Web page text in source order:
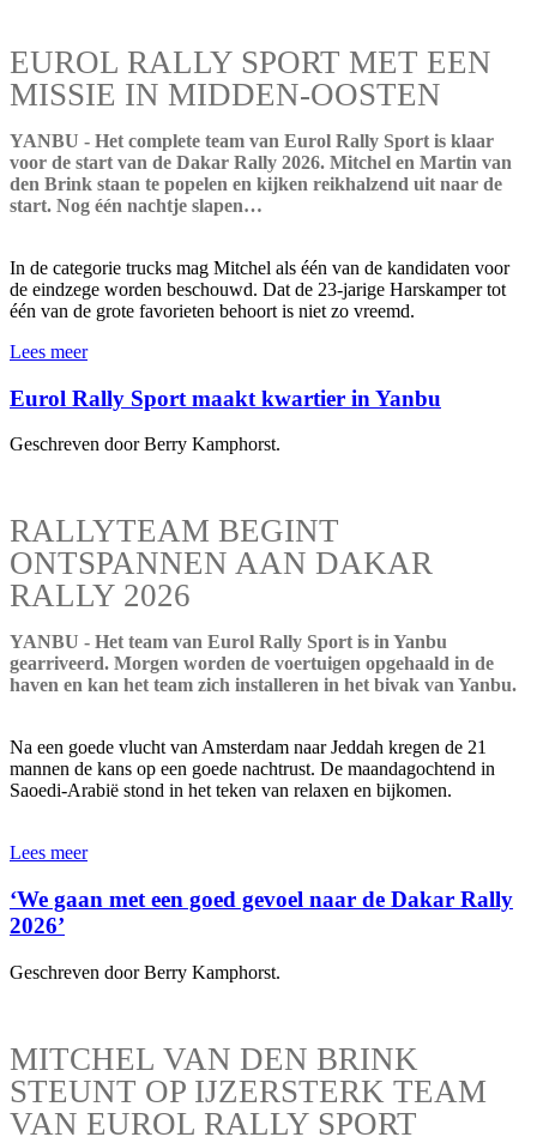
EUROL RALLY SPORT MET EEN
MISSIE IN MIDDEN-OOSTEN
YANBU - Het complete team van Eurol Rally Sport is klaar
voor de start van de Dakar Rally 2026. Mitchel en Martin van
den Brink staan te popelen en kijken reikhalzend uit naar de
start. Nog één nachtje slapen…
In de categorie trucks mag Mitchel als één van de kandidaten voor
de eindzege worden beschouwd. Dat de 23-jarige Harskamper tot
één van de grote favorieten behoort is niet zo vreemd.
Lees meer
Eurol Rally Sport maakt kwartier in Yanbu
Geschreven door Berry Kamphorst.
RALLYTEAM BEGINT
ONTSPANNEN AAN DAKAR
RALLY 2026
YANBU - Het team van Eurol Rally Sport is in Yanbu
gearriveerd. Morgen worden de voertuigen opgehaald in de
haven en kan het team zich installeren in het bivak van Yanbu.
Na een goede vlucht van Amsterdam naar Jeddah kregen de 21
mannen de kans op een goede nachtrust. De maandagochtend in
Saoedi-Arabië stond in het teken van relaxen en bijkomen.
Lees meer
‘We gaan met een goed gevoel naar de Dakar Rally
2026’
Geschreven door Berry Kamphorst.
MITCHEL VAN DEN BRINK
STEUNT OP IJZERSTERK TEAM
VAN EUROL RALLY SPORT